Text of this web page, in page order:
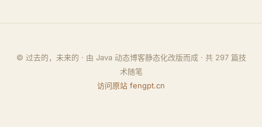
© 过去的，未来的 · 由 Java 动态博客静态化改版而成 · 共 297篇技
术随笔
访问原站 fengpt.cn